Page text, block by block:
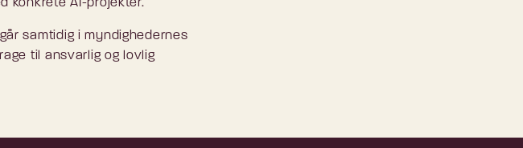
konkrete AI-projekter.
samtidig i myndighedernes
til ansvarlig og lovlig